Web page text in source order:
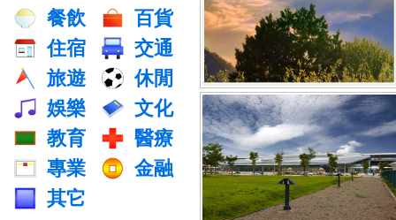
餐飲
百貨
住宿
交通
旅遊
休閒
娛樂
文化
教育
醫療
專業
金融
其它